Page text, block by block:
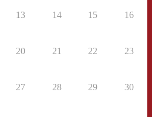
13 14 15 16
20 21 22 23
27 28 29 30